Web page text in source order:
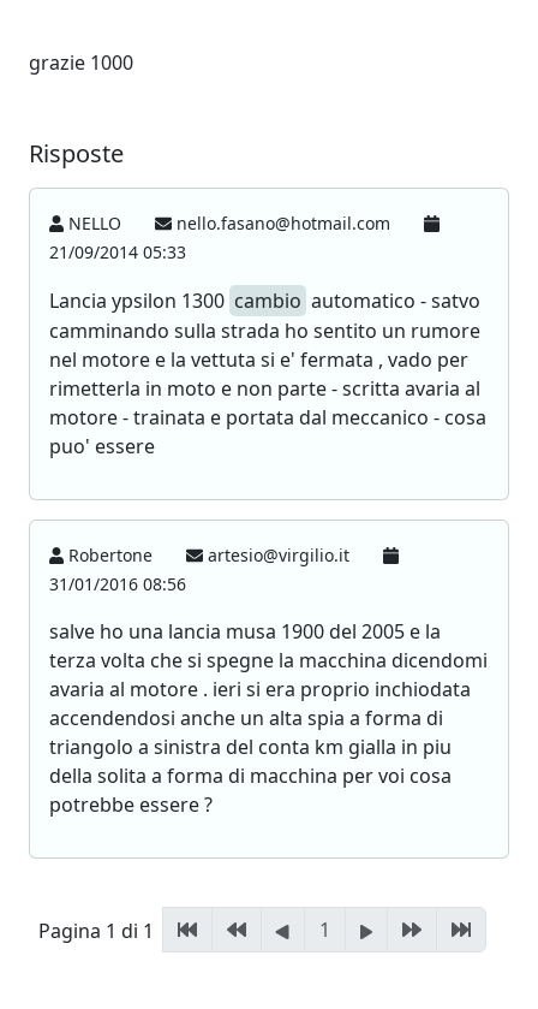
grazie 1000
Risposte
NELLO
nello.fasano@hotmail.com
21/09/2014 05:33
Lancia ypsilon 1300 cambio automatico - satvo
camminando sulla strada ho sentito un rumore
nel motore e la vettuta si e' fermata , vado per
rimetterla in moto e non parte - scritta avaria al
motore - trainata e portata dal meccanico - cosa
puo' essere
Robertone
artesio@virgilio.it
31/01/2016 08:56
salve ho una lancia musa 1900 del 2005 e la
terza volta che si spegne la macchina dicendomi
avaria al motore . ieri si era proprio inchiodata
accendendosi anche un alta spia a forma di
triangolo a sinistra del conta km gialla in piu
della solita a forma di macchina per voi cosa
potrebbe essere ?
Pagina 1 di 1 1